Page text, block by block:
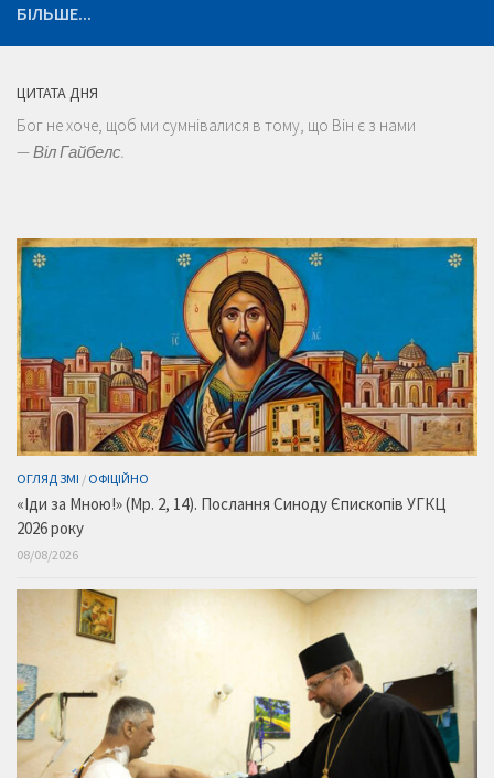
БІЛЬШЕ...
ЦИТАТА ДНЯ
Бог не хоче, щоб ми сумнівалися в тому, що Він є з нами
—Віл Гайбелс.
ОГЛЯД ЗМІ / ОФІЦІЙНО
«Іди за Мною!» (Мр. 2, 14). Послання Синоду Єпископів УГКЦ
2026 року
08/08/2026